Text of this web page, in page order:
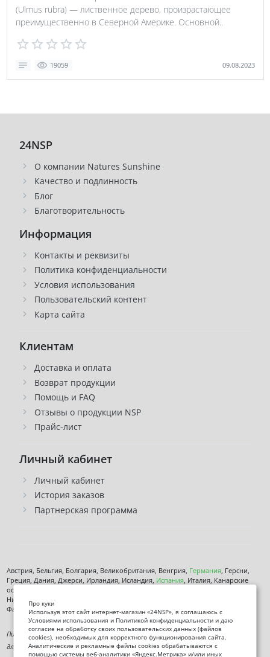
(Ulmus rubra) — лиственное дерево, произрастающее
преимущественно в Северной Америке. Основной..
19059 09.08.2023
24NSP
О компании Natures Sunshine
Качество и подлинность
Блог
Благотворительность
Информация
Контакты и реквизиты
Политика конфиденциальности
Условия использования
Пользовательский контент
Карта сайта
Клиентам
Доставка и оплата
Возврат продукции
Помощь и FAQ
Отзывы о продукции NSP
Прайс-лист
Личный кабинет
Личный кабинет
История заказов
Партнерская программа
Австрия, Бельгия, Болгария, Великобритания, Венгрия, Германия, Герсни,
Греция, Дания, Джерси, Ирландия, Исландия, Испания, Италия, Канарские
острова, Кипр, Латвия, Литва, Лихтенштейн, Люксембург, Мальта, Монако,
Нидерланды, Норвегия,
Фарерские острова, Финляндия,Франция, Хорватия, Швеция,Эстония
Пищевая добавка. Не является лекарственным средством. Не предназначена
для диагностики, лечения или предотвращения заболеваний. Информация на
Про куки
Используя этот сайт интернет-магазин «24NSP», я соглашаюсь с
Условиями использования и Политикой конфиденциальности и даю
согласие на обработку своих пользовательских данных (файлов
cookies), необходимых для корректного функционирования сайта.
Аналитические и рекламные файлы cookies обрабатываются с
помощью системы веб-аналитики «Яндекс.Метрика» и/или иных